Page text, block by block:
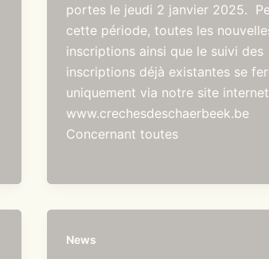
portes le jeudi 2 janvier 2025.
cette période, toutes les
inscriptions ainsi que le suivi des
inscriptions déjà existantes se
uniquement via notre site
www.crechesdeschaerbeek.be
Concernant toutes
News